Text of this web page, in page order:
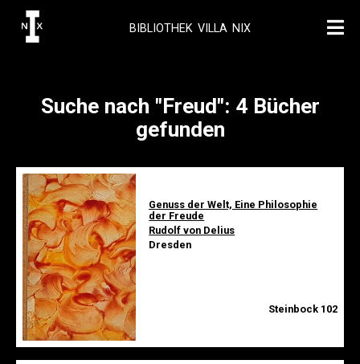
BIBLIOTHEK VILLA NIX
Suche nach "Freud": 4 Bücher
gefunden
Genuss der Welt, Eine Philosophie
der Freude
Rudolf von Delius
Dresden
Steinbock 102